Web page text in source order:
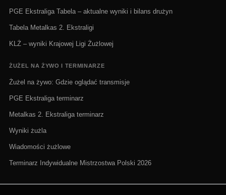
PGE Ekstraliga Tabela – aktualne wyniki i bilans drużyn
Tabela Metalkas 2. Ekstraligi
KLŻ – wyniki Krajowej Ligi Żużlowej
ŻUŻEL NA ŻYWO I TERMINARZE
Żużel na żywo: Gdzie oglądać transmisje
PGE Ekstraliga terminarz
Metalkas 2. Ekstraliga terminarz
Wyniki żużla
Wiadomości żużlowe
Terminarz Indywidualne Mistrzostwa Polski 2026